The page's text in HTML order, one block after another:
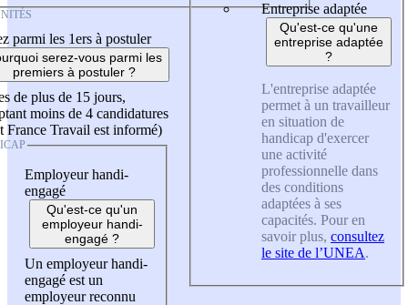
parmi les 1ers à postuler
serez-vous parmi les
premiers à postuler ?
de plus de 15 jours,
moins de 4 candidatures
France Travail est informé)
Employeur handi-
engagé
Qu'est-ce qu'un
employeur handi-
engagé ?
Un employeur handi-
engagé est un
employeur reconnu
Entreprise adaptée
Qu'est-ce qu'une
entreprise adaptée
?
L'entreprise adaptée
permet à un travailleur
en situation de
handicap d'exercer
une activité
professionnelle dans
des conditions
adaptées à ses
capacités. Pour en
savoir plus, consultez
le site de l’UNEA.